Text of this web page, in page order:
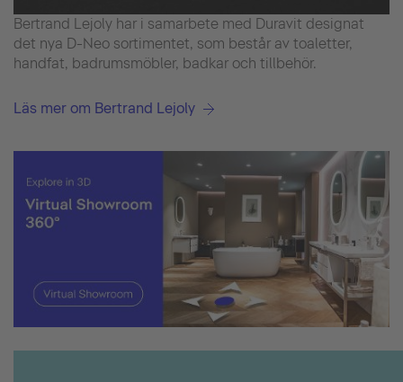
Bertrand Lejoly har i samarbete med Duravit designat
det nya D-Neo sortimentet, som består av toaletter,
handfat, badrumsmöbler, badkar och tillbehör.
Läs mer om Bertrand Lejoly